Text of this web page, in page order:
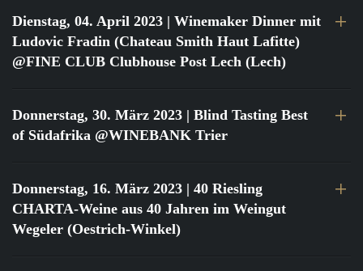
Dienstag, 04. April 2023 | Winemaker Dinner mit
Ludovic Fradin (Chateau Smith Haut Lafitte)
@FINE CLUB Clubhouse Post Lech (Lech)
Donnerstag, 30. März 2023 | Blind Tasting Best
of Südafrika @WINEBANK Trier
Donnerstag, 16. März 2023 | 40 Riesling
CHARTA-Weine aus 40 Jahren im Weingut
Wegeler (Oestrich-Winkel)